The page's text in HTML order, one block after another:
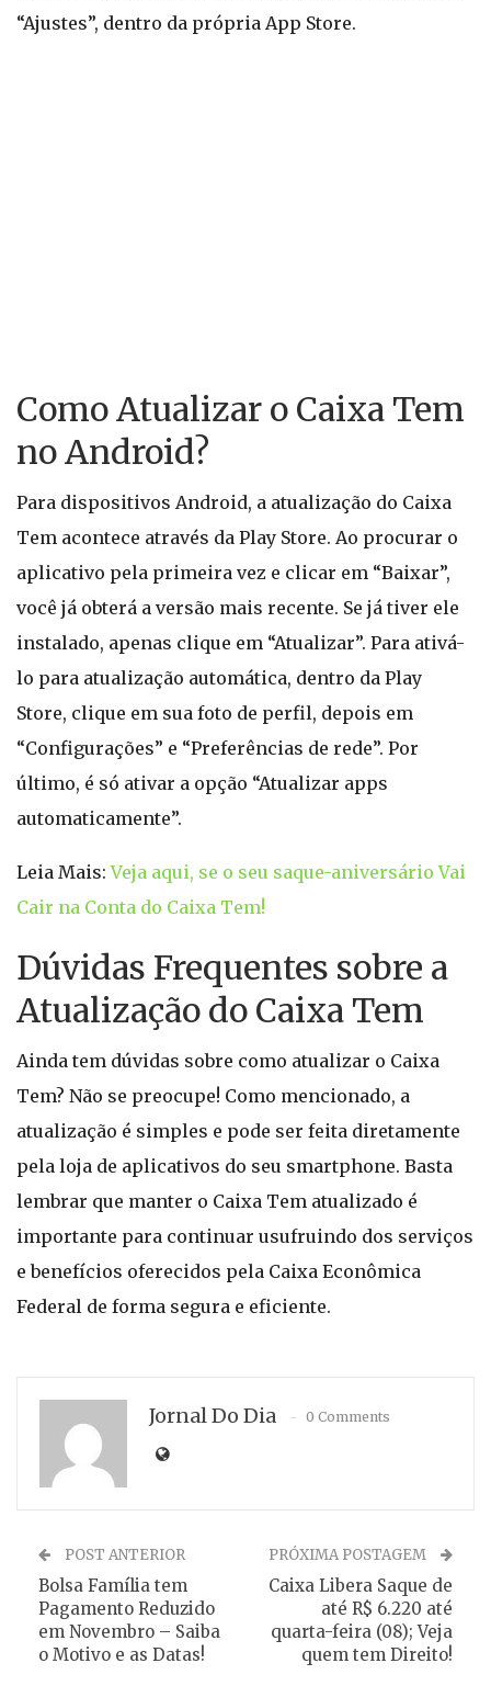
“Ajustes”, dentro da própria App Store.
Como Atualizar o Caixa Tem
no Android?
Para dispositivos Android, a atualização do Caixa
Tem acontece através da Play Store. Ao procurar o
aplicativo pela primeira vez e clicar em “Baixar”,
você já obterá a versão mais recente. Se já tiver ele
instalado, apenas clique em “Atualizar”. Para ativá-
lo para atualização automática, dentro da Play
Store, clique em sua foto de perfil, depois em
“Configurações” e “Preferências de rede”. Por
último, é só ativar a opção “Atualizar apps
automaticamente”.
Leia Mais:Veja aqui, se o seu saque-aniversário Vai
Cair na Conta do Caixa Tem!
Dúvidas Frequentes sobre a
Atualização do Caixa Tem
Ainda tem dúvidas sobre como atualizar o Caixa
Tem? Não se preocupe! Como mencionado, a
atualização é simples e pode ser feita diretamente
pela loja de aplicativos do seu smartphone. Basta
lembrar que manter o Caixa Tem atualizado é
importante para continuar usufruindo dos serviços
e benefícios oferecidos pela Caixa Econômica
Federal de forma segura e eficiente.
Jornal Do Dia 0 Comments
POST ANTERIOR
Bolsa Família tem
Pagamento Reduzido
em Novembro – Saiba
o Motivo e as Datas!
PRÓXIMA POSTAGEM
Caixa Libera Saque de
até R$ 6.220 até
quarta-feira (08); Veja
quem tem Direito!